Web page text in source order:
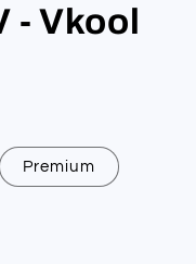
- Vkool
Premium